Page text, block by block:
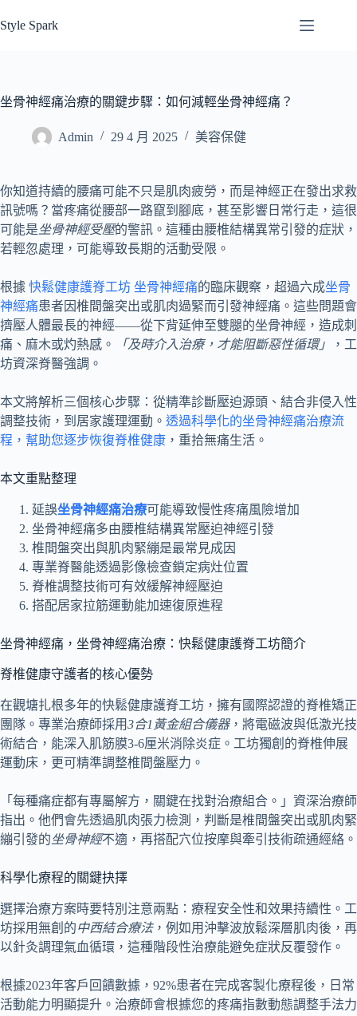
至
容
Style Spark
坐骨神經痛治療的關鍵步驟：如何減輕坐骨神經痛？
Admin 29 4 月 2025 美容保健
你知道持續的腰痛可能不只是肌肉疲勞，而是神經正在發出求救
訊號嗎？當疼痛從腰部一路竄到腳底，甚至影響日常行走，這很
可能是坐骨神經受壓的警訊。這種由腰椎結構異常引發的症狀，
若輕忽處理，可能導致長期的活動受限。
根據 快鬆健康護脊工坊 坐骨神經痛的臨床觀察，超過六成坐骨
神經痛患者因椎間盤突出或肌肉過緊而引發神經痛。這些問題會
擠壓人體最長的神經——從下背延伸至雙腿的坐骨神經，造成刺
痛、麻木或灼熱感。
「及時介入治療，才能阻斷惡性循環」
，工
坊資深脊醫強調。
本文將解析三個核心步驟：從精準診斷壓迫源頭、結合非侵入性
調整技術，到居家護理運動。 透過科學化的坐骨神經痛治療流
程，幫助您逐步恢復脊椎健康 ，重拾無痛生活。
本文重點整理
延誤坐骨神經痛治療可能導致慢性疼痛風險增加
坐骨神經痛多由腰椎結構異常壓迫神經引發
椎間盤突出與肌肉緊繃是最常見成因
專業脊醫能透過影像檢查鎖定病灶位置
脊椎調整技術可有效緩解神經壓迫
搭配居家拉筋運動能加速復原進程
坐骨神經痛，坐骨神經痛治療：快鬆健康護脊工坊簡介
脊椎健康守護者的核心優勢
在觀塘扎根多年的快鬆健康護脊工坊，擁有國際認證的脊椎矯正
團隊。專業治療師採用3合1黃金組合儀器，將電磁波與低激光技
術結合，能深入肌筋膜3-6厘米消除炎症。工坊獨創的脊椎伸展
運動床，更可精準調整椎間盤壓力。
「每種痛症都有專屬解方，關鍵在找對治療組合。」資深治療師
指出。他們會先透過肌肉張力檢測，判斷是椎間盤突出或肌肉緊
繃引發的坐骨神經不適，再搭配穴位按摩與牽引技術疏通經絡。
科學化療程的關鍵抉擇
選擇治療方案時要特別注意兩點：療程安全性和效果持續性。工
坊採用無創的中西結合療法，例如用沖擊波放鬆深層肌肉後，再
以針灸調理氣血循環，這種階段性治療能避免症狀反覆發作。
根據2023年客戶回饋數據，92%患者在完成客製化療程後，日常
活動能力明顯提升。治療師會根據您的疼痛指數動態調整手法力